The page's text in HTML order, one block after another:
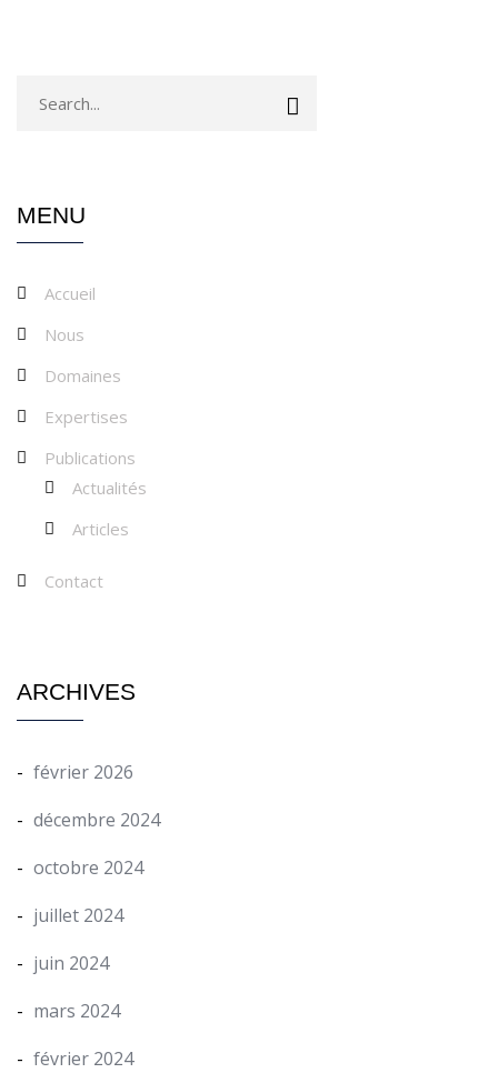
MENU
Accueil
Nous
Domaines
Expertises
Publications
Actualités
Articles
Contact
ARCHIVES
février 2026
décembre 2024
octobre 2024
juillet 2024
juin 2024
mars 2024
février 2024